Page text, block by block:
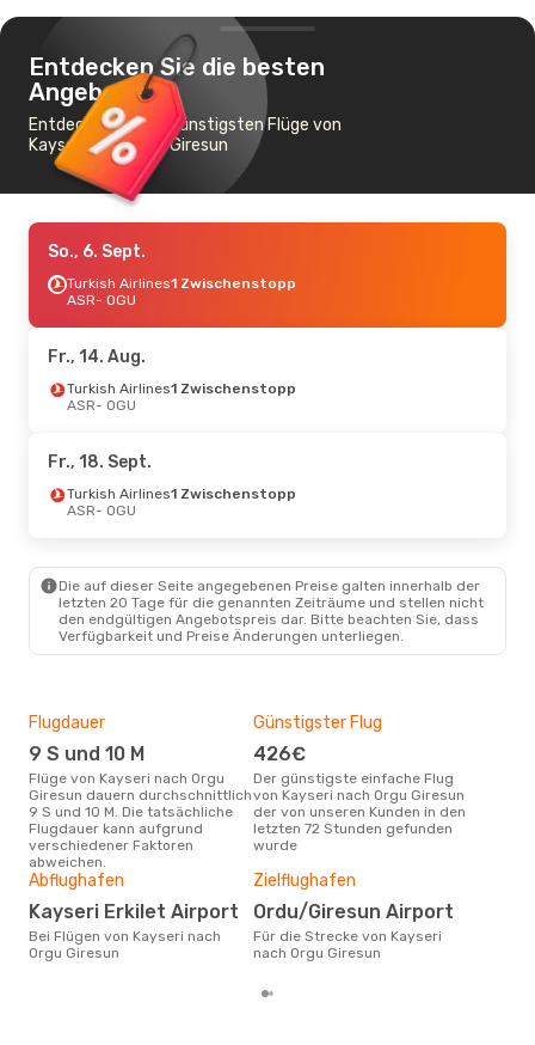
Entdecken Sie die besten
Angebote
Entdecken Sie die günstigsten Flüge von
Kayseri nach Orgu Giresun
So., 6. Sept.
Turkish Airlines1 Zwischenstopp
ASR- OGU
Fr., 14. Aug.
Turkish Airlines1 Zwischenstopp
ASR- OGU
Fr., 18. Sept.
Turkish Airlines1 Zwischenstopp
ASR- OGU
Die auf dieser Seite angegebenen Preise galten innerhalb der
letzten 20 Tage für die genannten Zeiträume und stellen nicht
den endgültigen Angebotspreis dar. Bitte beachten Sie, dass
Verfügbarkeit und Preise Änderungen unterliegen.
Flugdauer
9 S und 10 M
Flüge von Kayseri nach Orgu
Giresun dauern durchschnittlich
9 S und 10 M. Die tatsächliche
Flugdauer kann aufgrund
verschiedener Faktoren
abweichen.
Günstigster Flug
426€
Der günstigste einfache Flug
von Kayseri nach Orgu Giresun
der von unseren Kunden in den
letzten 72 Stunden gefunden
wurde
Abflughafen
Kayseri Erkilet Airport
Bei Flügen von Kayseri nach
Orgu Giresun
Zielflughafen
Ordu/Giresun Airport
Für die Strecke von Kayseri
nach Orgu Giresun